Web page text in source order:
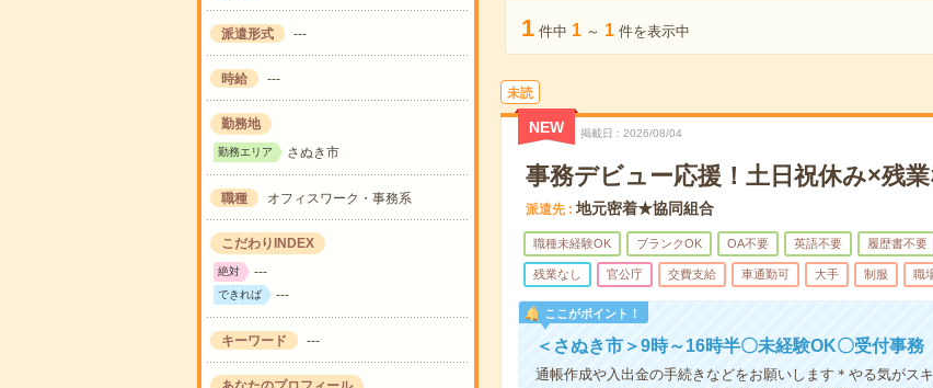
派遣形式 ---
時給 ---
勤務地
勤務エリア さぬき市
職種 オフィスワーク・事務系
こだわりINDEX
絶対 ---
できれば ---
キーワード ---
1 件中 1 ～ 1 件を表示中
未読
NEW 掲載日 2026/08/04
事務デビュー応援！土日祝休み×残
派遣先 地元密着★協同組合
職種未経験OK ブランクOK OA不要 英語不要 履歴書不要
残業なし 官公庁 交費支給 車通勤可 大手 制服 職
ここがポイント！
＜さぬき市＞9時～16時半〇未経験OK〇受付事務
通帳作成や入出金の手続きなどをお願いします＊やる気がス